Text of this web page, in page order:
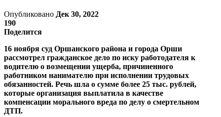
Опубликовано Дек 30, 2022
190
Поделится
16 ноября суд Оршанского района и города Орши
рассмотрел гражданское дело по иску работодателя к
водителю о возмещении ущерба, причиненного
работником нанимателю при исполнении трудовых
обязанностей. Речь шла о сумме более 25 тыс. рублей,
которые организация выплатила в качестве
компенсации морального вреда по делу о смертельном
ДТП.